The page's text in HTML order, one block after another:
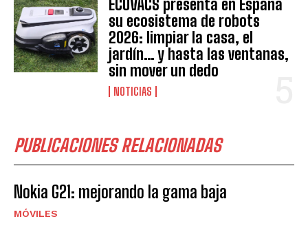
ECOVACS presenta en España
su ecosistema de robots
2026: limpiar la casa, el
jardín… y hasta las ventanas,
sin mover un dedo
NOTICIAS
PUBLICACIONES RELACIONADAS
Nokia G21: mejorando la gama baja
MÓVILES